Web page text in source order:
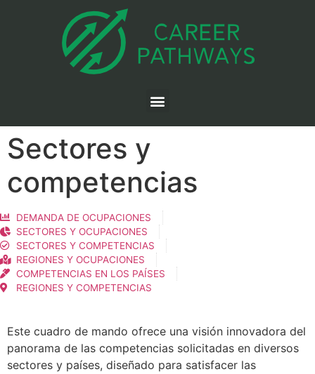
Sectores y
competencias
DEMANDA DE OCUPACIONES
SECTORES Y OCUPACIONES
SECTORES Y COMPETENCIAS
REGIONES Y OCUPACIONES
COMPETENCIAS EN LOS PAÍSES
REGIONES Y COMPETENCIAS
Este cuadro de mando ofrece una visión innovadora del
panorama de las competencias solicitadas en diversos
sectores y países, diseñado para satisfacer las